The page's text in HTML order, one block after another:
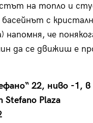
на топло и
с
напомня, че
да се движиш е
22, ниво -1, в
Stefano Plaza